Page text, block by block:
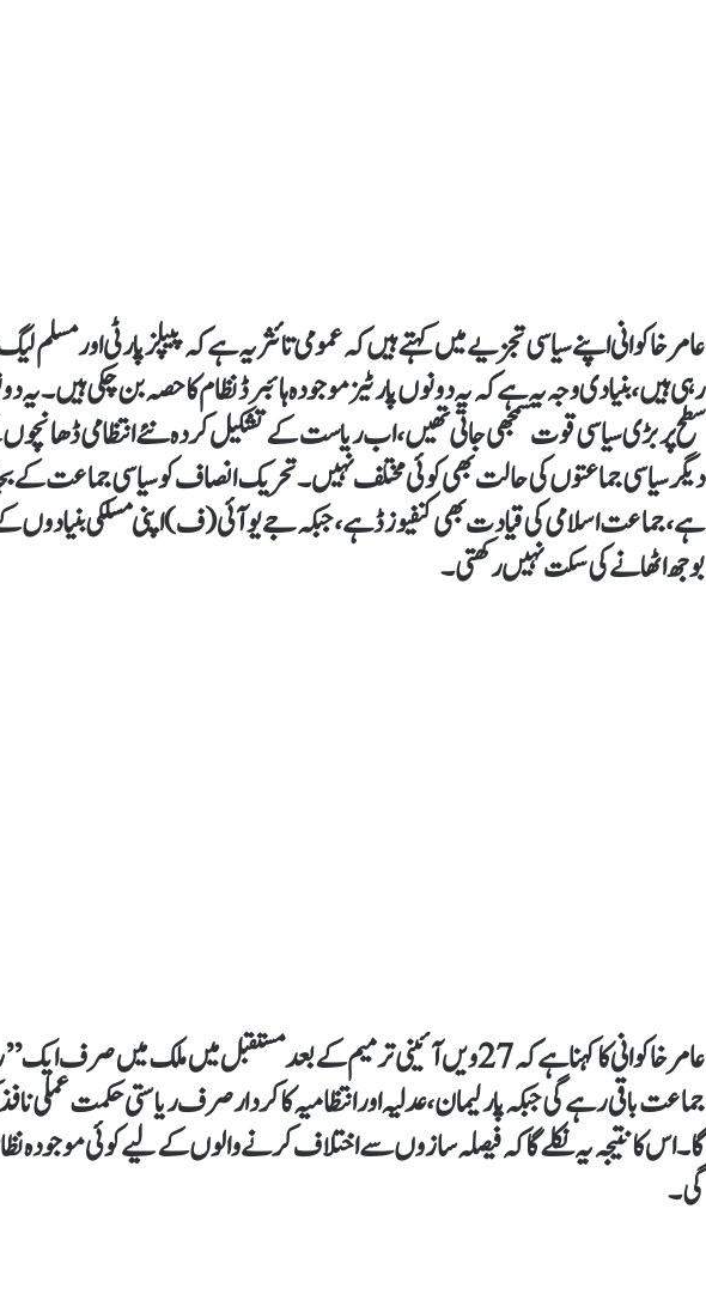
عامر خاکوانی اپنے سیاسی تجزیے میں کہتے ہیں کہ عمومی تائثر یہ ہے کہ پیپلز پارٹی اور مسلم
رہی ہیں، بنیادی وجہ یہ ہے کہ یہ دونوں پارٹیز موجودہ ہائبرڈ نظام کا حصہ بن چکی ہیں۔ یہ
سطح پر بڑی سیاسی قوت سمجھی جاتی تھیں، اب ریاست کے تشکیل کردہ نئے انتظامی
دیگر سیاسی جماعتوں کی حالت بھی کوئی مختلف نہیں۔ تحریک انصاف کو سیاسی جماعت کے
ہے، جماعت اسلامی کی قیادت بھی کنفیوزڈ ہے، جبکہ جے یو آئی (ف) اپنی مسلکی
بوجھ اٹھانے کی سکت نہیں رکھتی۔
عامر خاکوانی کا کہنا ہے کہ 27ویں آئینی ترمیم کے بعد مستقبل میں ملک میں
جماعت باقی رہے گی جبکہ پارلیمان، عدلیہ اور انتظامیہ کا کردار صرف ریاستی حکمت عملی
گا۔ اس کا نتیجہ یہ نکلے گا کہ فیصلہ سازوں سے اختلاف کرنے والوں کے لیے کوئی موجودہ
گی۔